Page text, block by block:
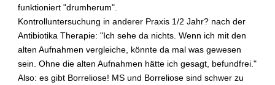
funktioniert "drumherum".
Kontrolluntersuchung in anderer Praxis 1/2 Jahr? nach der
Antibiotika Therapie: "Ich sehe da nichts. Wenn ich mit den
alten Aufnahmen vergleiche, könnte da mal was gewesen
sein. Ohne die alten Aufnahmen hätte ich gesagt, befundfrei."
Also: es gibt Borreliose! MS und Borreliose sind schwer zu
h
e
m
p
f